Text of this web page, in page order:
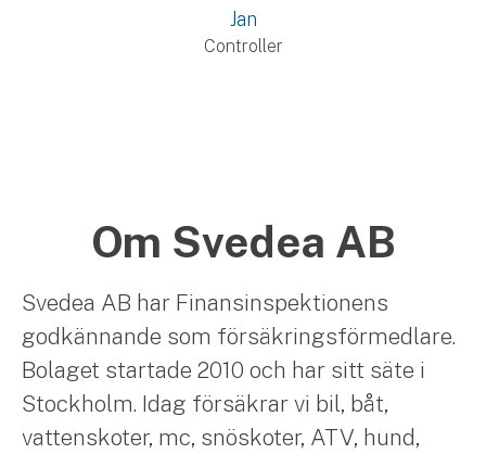
Jan
Controller
Om Svedea AB
Svedea AB har Finansinspektionens
godkännande som försäkringsförmedlare.
Bolaget startade 2010 och har sitt säte i
Stockholm. Idag försäkrar vi bil, båt,
vattenskoter, mc, snöskoter, ATV, hund,